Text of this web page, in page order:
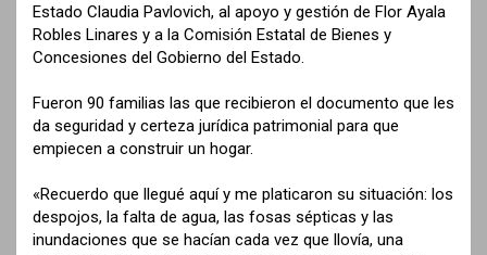
Estado Claudia Pavlovich, al apoyo y gestión de Flor Ayala
Robles Linares y a la Comisión Estatal de Bienes y
Concesiones del Gobierno del Estado.
Fueron 90 familias las que recibieron el documento que les
da seguridad y certeza jurídica patrimonial para que
empiecen a construir un hogar.
«Recuerdo que llegué aquí y me platicaron su situación: los
despojos, la falta de agua, las fosas sépticas y las
inundaciones que se hacían cada vez que llovía, una